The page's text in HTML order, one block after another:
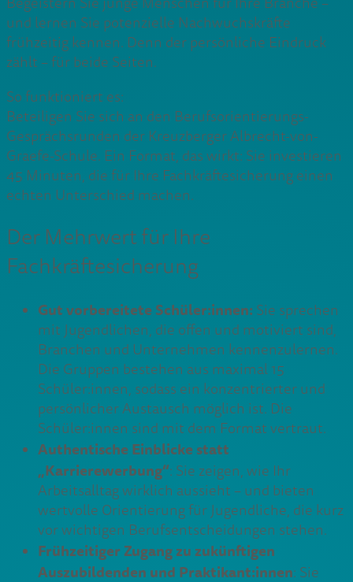
und lernen Sie potenzielle Nachwuchskräfte
frühzeitig kennen. Denn der persönliche Eindruck
zählt – für beide Seiten.
So funktioniert es:
Beteiligen Sie sich an den Berufsorientierungs-
Gesprächsrunden der Kreuzberger Albrecht-von-
Graefe-Schule. Ein Format, das wirkt: Sie investieren
45 Minuten, die für Ihre Fachkräftesicherung einen
echten Unterschied machen.
Der Mehrwert für Ihre
Fachkräftesicherung
​Gut vorbereitete Schüler:innen: Sie sprechen
mit Jugendlichen, die offen und motiviert sind,
Branchen und Unternehmen kennenzulernen.
Die Gruppen bestehen aus maximal 15
Schüler:innen, sodass ein konzentrierter und
persönlicher Austausch möglich ist. Die
Schüler:innen sind mit dem Format vertraut.
​Authentische Einblicke statt
„Karrierewerbung“: Sie zeigen, wie Ihr
Arbeitsalltag wirklich aussieht – und bieten
wertvolle Orientierung für Jugendliche, die kurz
vor wichtigen Berufsentscheidungen stehen.
​Frühzeitiger Zugang zu zukünftigen
Auszubildenden und Praktikant:innen: Sie